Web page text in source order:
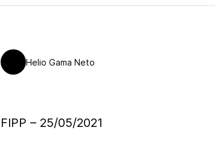
Helio Gama Neto
FIPP – 25/05/2021